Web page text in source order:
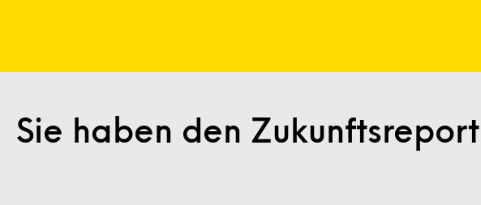
Sie haben den